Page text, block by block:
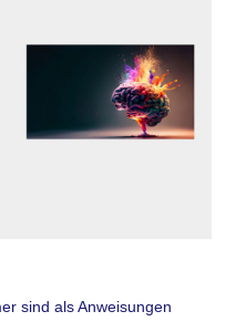
sind als Anweisungen